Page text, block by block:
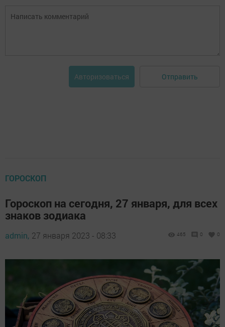
Авторизоваться Отправить
ГОРОСКОП
Гороскоп на сегодня, 27 января, для всех
знаков зодиака
admin, 27 января 2023 - 08:33 465 0 0